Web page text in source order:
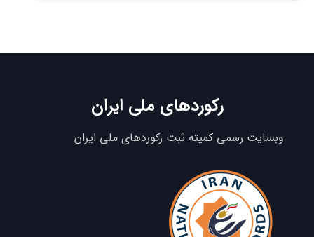
رکوردهای ملی ایران
وبسایت رسمی کمیته ثبت رکوردهای ملی ایران